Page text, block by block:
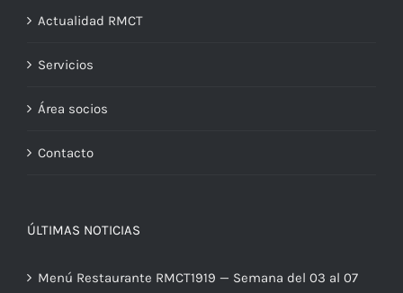
Actualidad RMCT
Servicios
Área socios
Contacto
ÚLTIMAS NOTICIAS
Menú Restaurante RMCT1919 — Semana del 03 al 07